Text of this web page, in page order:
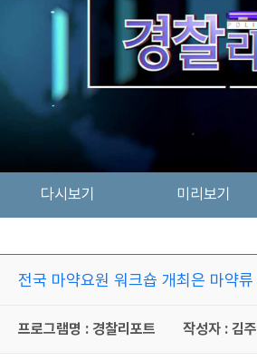
다시보기 미리보기
전국 마약요원 워크숍 개최은 마약류
프로그램명 : 경찰리포트 작성자 : 김